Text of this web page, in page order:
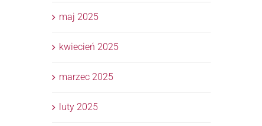
maj 2025
kwiecień 2025
marzec 2025
luty 2025